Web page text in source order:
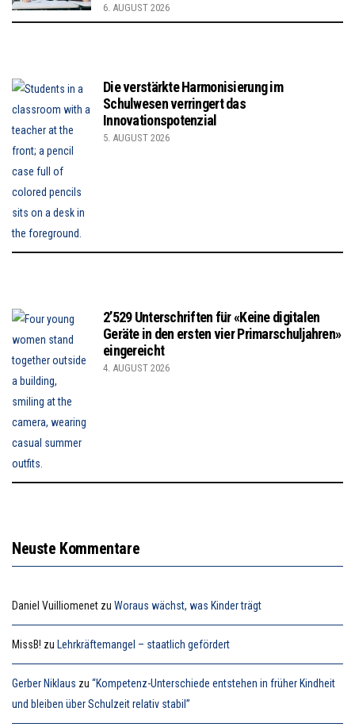
6. AUGUST 2026
Die verstärkte Harmonisierung im
Schulwesen verringert das
Innovationspotenzial
5. AUGUST 2026
2’529 Unterschriften für «Keine digitalen
Geräte in den ersten vier Primarschuljahren»
eingereicht
4. AUGUST 2026
Neuste Kommentare
Daniel Vuilliomenet zu Woraus wächst, was Kinder trägt
MissB! zu Lehrkräftemangel – staatlich gefördert
Gerber Niklaus zu “Kompetenz-Unterschiede entstehen in früher Kindheit
und bleiben über Schulzeit relativ stabil”